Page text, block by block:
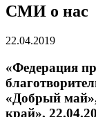
СМИ о нас
22.04.2019
«Федерация
«Добрый
край»,